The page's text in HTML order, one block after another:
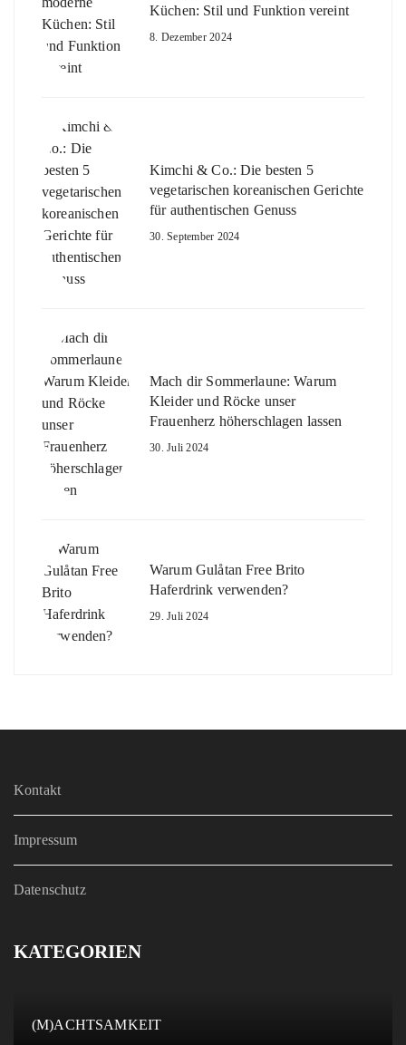
Küchen: Stil und Funktion vereint
8. Dezember 2024
Kimchi & Co.: Die besten 5
vegetarischen koreanischen Gerichte
für authentischen Genuss
30. September 2024
Mach dir Sommerlaune: Warum
Kleider und Röcke unser
Frauenherz höherschlagen lassen
30. Juli 2024
Warum Gulåtan Free Brito
Haferdrink verwenden?
29. Juli 2024
Kontakt
Impressum
Datenschutz
KATEGORIEN
(M)ACHTSAMKEIT